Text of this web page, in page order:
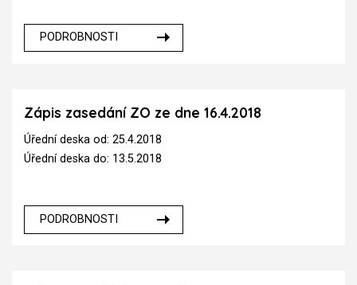
PODROBNOSTI
Zápis zasedání ZO ze dne 16.4.2018
Úřední deska od: 25.4.2018
Úřední deska do: 13.5.2018
PODROBNOSTI